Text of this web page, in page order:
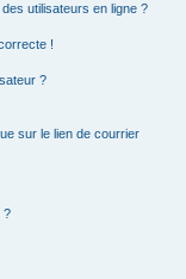
utilisateurs en ligne ?
!
?
sur le lien de courrier
?